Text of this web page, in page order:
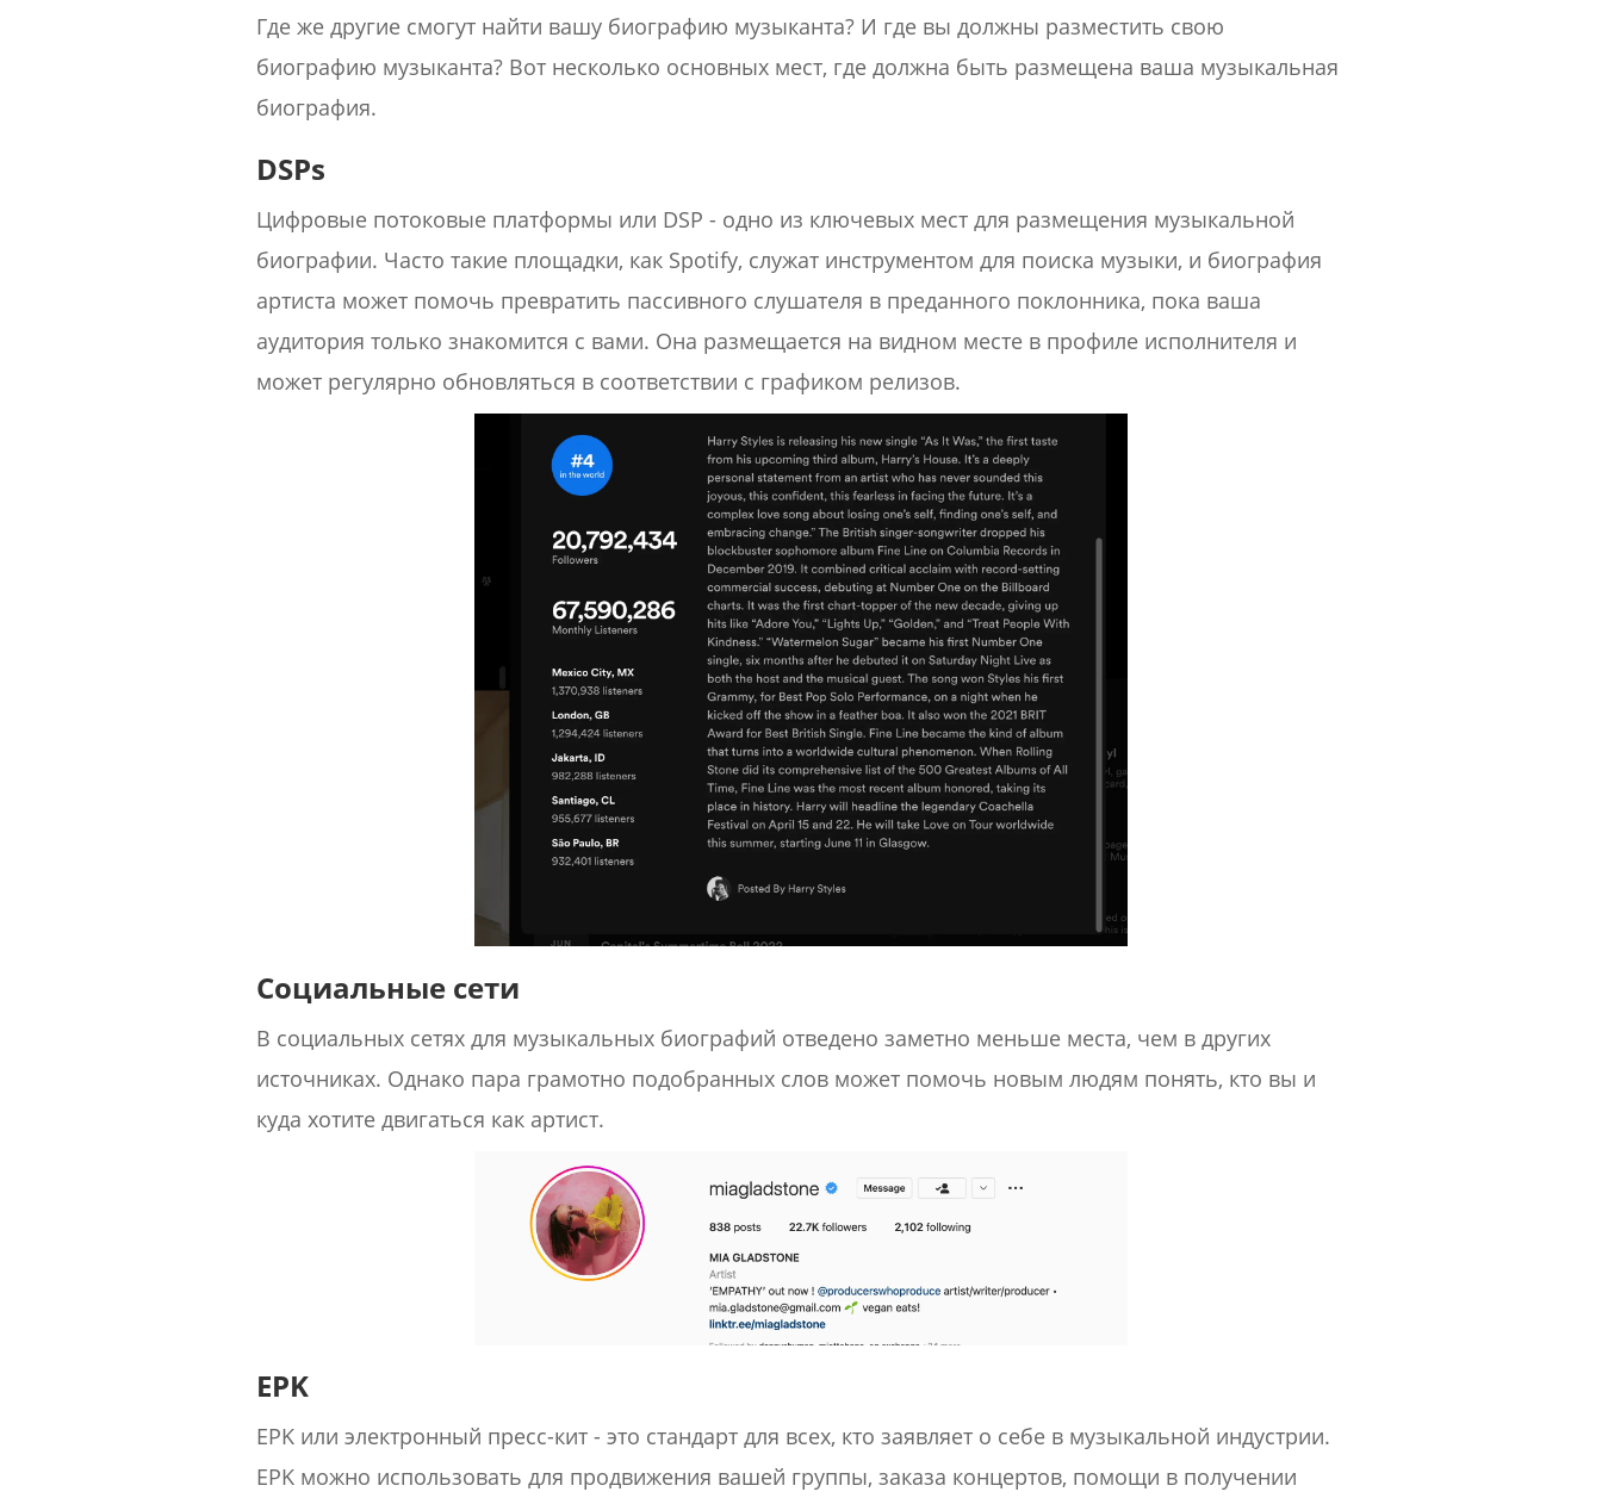
Где же другие смогут найти вашу биографию музыканта? И где вы должны разместить свою
биографию музыканта? Вот несколько основных мест, где должна быть размещена ваша музыкальная
биография.
DSPs
Цифровые потоковые платформы или DSP - одно из ключевых мест для размещения музыкальной
биографии. Часто такие площадки, как Spotify, служат инструментом для поиска музыки, и биография
артиста может помочь превратить пассивного слушателя в преданного поклонника, пока ваша
аудитория только знакомится с вами. Она размещается на видном месте в профиле исполнителя и
может регулярно обновляться в соответствии с графиком релизов.
Социальные сети
В социальных сетях для музыкальных биографий отведено заметно меньше места, чем в других
источниках. Однако пара грамотно подобранных слов может помочь новым людям понять, кто вы и
куда хотите двигаться как артист.
EPK
EPK или электронный пресс-кит - это стандарт для всех, кто заявляет о себе в музыкальной индустрии.
EPK можно использовать для продвижения вашей группы, заказа концертов, помощи в получении